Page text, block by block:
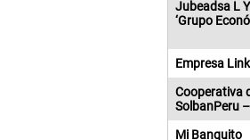
Jubeadsa L
‘Grupo
Empresa
Cooperativa
SolbanPeru
Mi Banquito